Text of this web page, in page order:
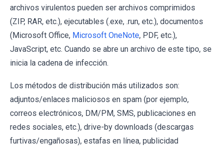
archivos virulentos pueden ser archivos comprimidos
(ZIP, RAR, etc.), ejecutables (.exe, .run, etc.), documentos
(Microsoft Office, Microsoft OneNote, PDF, etc.),
JavaScript, etc. Cuando se abre un archivo de este tipo, se
inicia la cadena de infección.
Los métodos de distribución más utilizados son:
adjuntos/enlaces maliciosos en spam (por ejemplo,
correos electrónicos, DM/PM, SMS, publicaciones en
redes sociales, etc.), drive-by downloads (descargas
furtivas/engañosas), estafas en línea, publicidad